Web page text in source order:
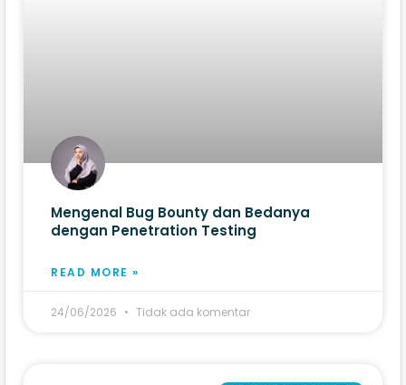
Mengenal Bug Bounty dan Bedanya
dengan Penetration Testing
READ MORE »
24/06/2026 Tidak ada komentar